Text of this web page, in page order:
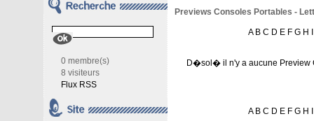
0 membre(s)
8 visiteurs
Flux RSS
Previews Consoles Portables -
A B C D E F G H
D�sol� il n'y a aucune Preview
A B C D E F G H